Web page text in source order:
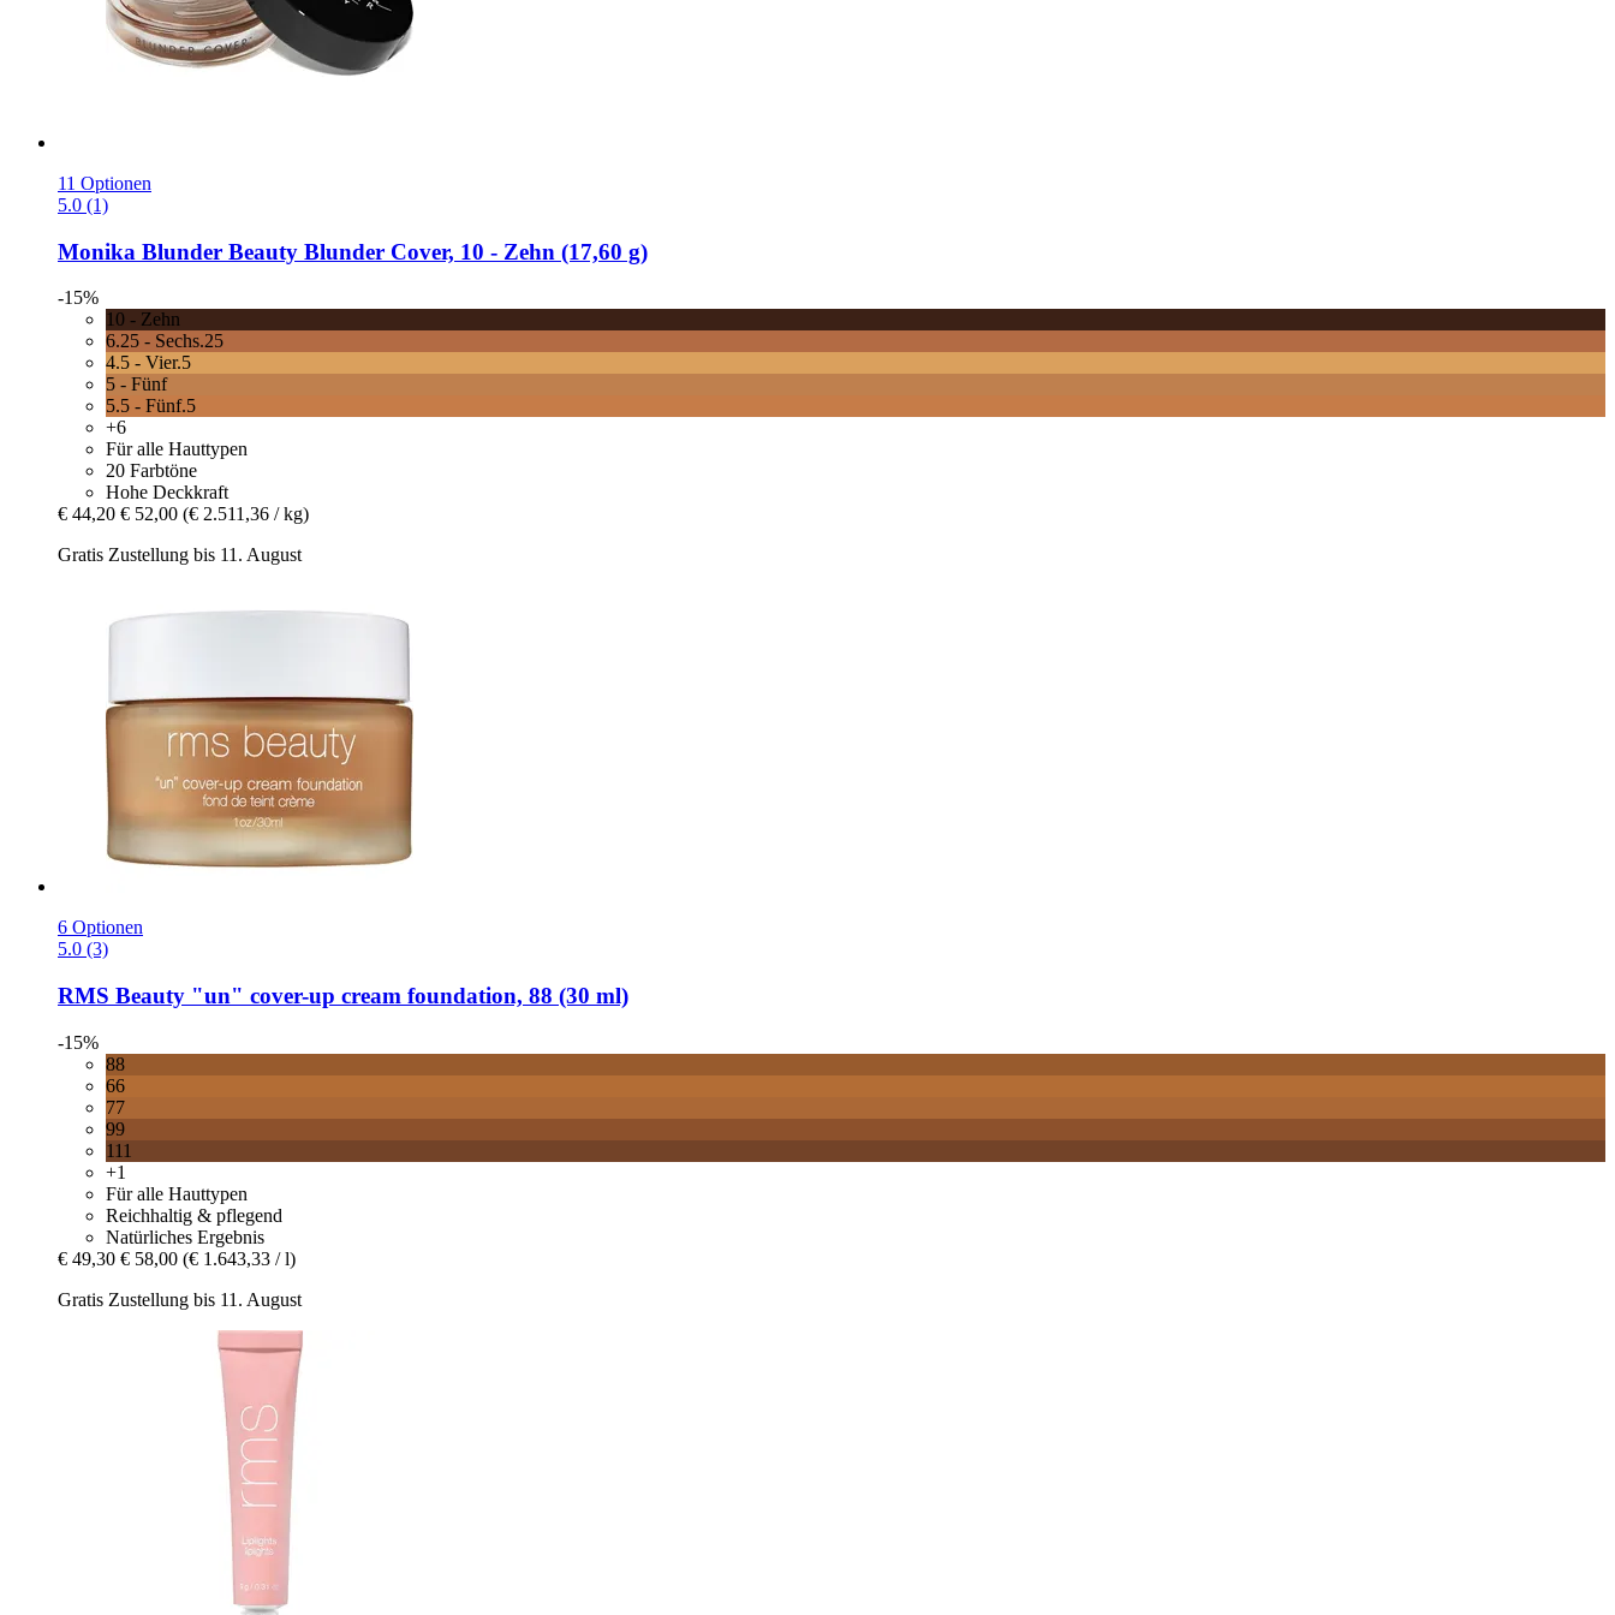
11 Optionen
5.0 (1)
Monika Blunder Beauty Blunder Cover, 10 -​ Zehn (17,60 g)
-15%
10 - Zehn
6.25 - Sechs.25
4.5 - Vier.5
5 - Fünf
5.5 - Fünf.5
+6
Für alle Hauttypen
20 Farbtöne
Hohe Deckkraft
€ 44,20 € 52,00 (€ 2.511,36 / kg)
Gratis Zustellung bis 11. August
6 Optionen
5.0 (3)
RMS Beauty "un" cover-​up cream foundation, 88 (30 ml)
-15%
88
66
77
99
111
+1
Für alle Hauttypen
Reichhaltig & pflegend
Natürliches Ergebnis
€ 49,30 € 58,00 (€ 1.643,33 / l)
Gratis Zustellung bis 11. August